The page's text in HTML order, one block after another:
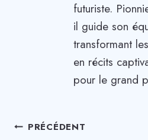
futuriste.
il guide son
transformant
en récits
pour le grand
Navigation
PRÉCÉDENT